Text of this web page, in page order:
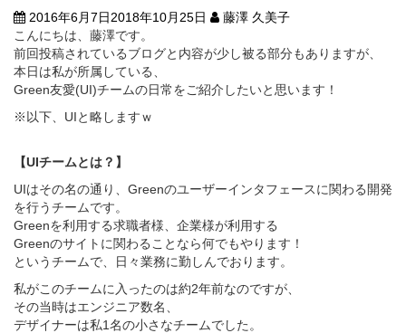
2016年6月7日2018年10月25日
藤澤 久美子
こんにちは、藤澤です。
前回投稿されているブログと内容が少し被る部分もありますが、
本日は私が所属している、
Green友愛(UI)チームの日常をご紹介したいと思います！
※以下、UIと略しますｗ
【UIチームとは？】
UIはその名の通り、Greenのユーザーインタフェースに関わる開発
を行うチームです。
Greenを利用する求職者様、企業様が利用する
Greenのサイトに関わることなら何でもやります！
というチームで、日々業務に勤しんでおります。
私がこのチームに入ったのは約2年前なのですが、
その当時はエンジニア数名、
デザイナーは私1名の小さなチームでした。